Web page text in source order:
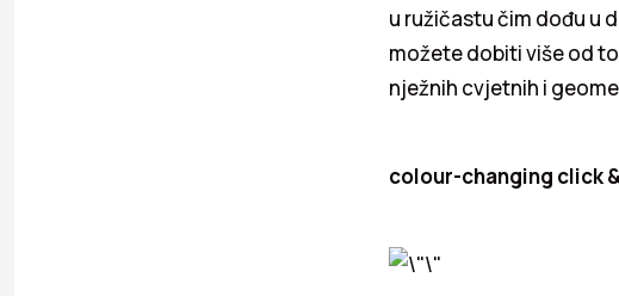
u ružičastu čim dođu u
možete dobiti više od
nježnih cvjetnih i
colour-changing click